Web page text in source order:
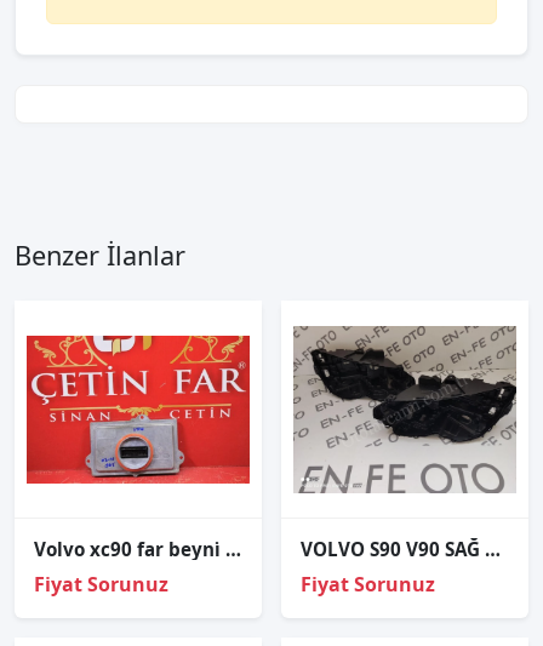
Benzer İlanlar
Volvo xc90 far beyni̇ orj çıkma 2015 31395945
Fiyat Sorunuz
VOLVO S90 V90 SAĞ FAR KASASI SIFIR
Fiyat Sorunuz